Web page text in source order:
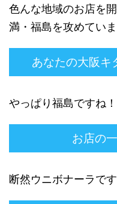
色んな地域のお店を
満・福島を攻めてい
あなたの大阪キ
やっぱり福島ですね！
お店の
断然ウニボナーラです